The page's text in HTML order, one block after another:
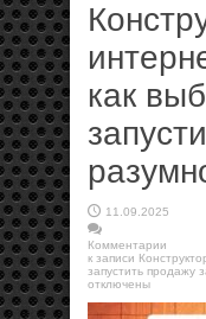
как
11.09.2025
Комментарии
к записи
запустить продажу
отключены